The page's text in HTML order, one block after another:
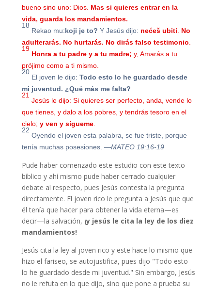
bueno sino uno: Dios. Mas si quieres entrar en la
vida, guarda los mandamientos.
18
Rekao mu:koji je to? Y Jesús dijo: nećeš ubiti
No
adulterarás. No hurtarás. No dirás falso testimonio
19
Honra a tu padre y a tu madre; y, Amarás a tu
prójimo como a ti mismo.
20
El joven le dijo: Todo esto lo he guardado desde
mi juventud. ¿Qué más me falta?
21
Jesús le dijo: Si quieres ser perfecto, anda, vende lo
que tienes, y dalo a los pobres, y tendrás tesoro en el
cielo; y ven y sígueme.
22
Oyendo el joven esta palabra, se fue triste, porque
tenía muchas posesiones. —MATEO 19:16-19
Pude haber comenzado este estudio con este texto
bíblico y ahí mismo pude haber cerrado cualquier
debate al respecto, pues Jesús contesta la pregunta
directamente. El joven rico le pregunta a Jesús que que
él tenía que hacer para obtener la vida eterna—es
decir—la salvación, ¡y jesús le cita la ley de los diez
mandamientos!
Jesús cita la ley al joven rico y este hace lo mismo que
hizo el fariseo, se autojustifica, pues dijo "Todo esto
lo he guardado desde mi juventud." Sin embargo, Jesús
no le refuta en lo que dijo, sino que pone a prueba su